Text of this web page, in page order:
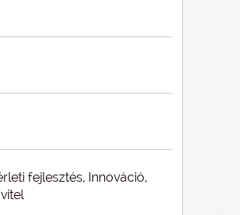
fejlesztés, Innováció,